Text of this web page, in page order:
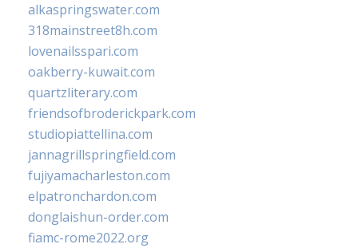
alkaspringswater.com
318mainstreet8h.com
lovenailsspari.com
oakberry-kuwait.com
quartzliterary.com
friendsofbroderickpark.com
studiopiattellina.com
jannagrillspringfield.com
fujiyamacharleston.com
elpatronchardon.com
donglaishun-order.com
fiamc-rome2022.org